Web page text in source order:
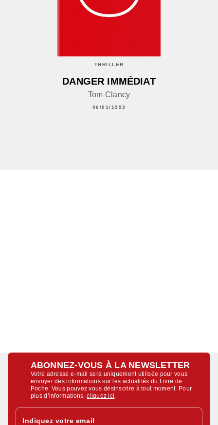
THRILLER
DANGER IMMÉDIAT
Tom Clancy
06/01/1993
ABONNEZ-VOUS À LA NEWSLETTER
Votre adresse e-mail sera uniquement utilisée pour vous
envoyer des informations sur les actualités du Livre de
Poche. Vous pouvez vous désinscrire à tout moment. Pour
plus d’informations,cliquez ici
Indiquez votre email